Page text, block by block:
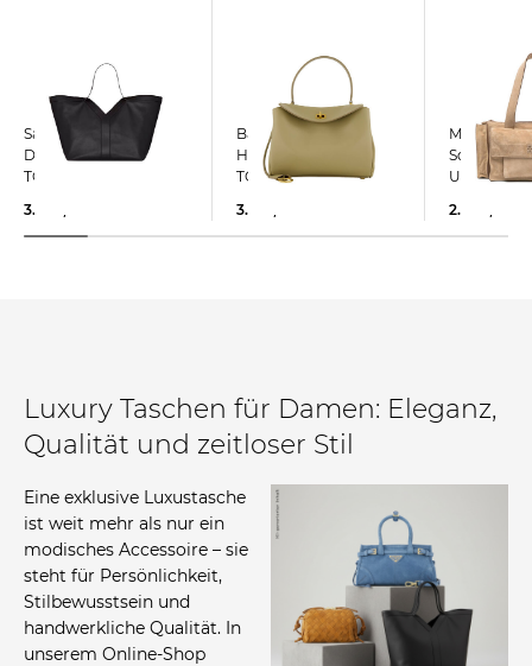
Saint Laurent |
Damen Shopper Y
TOTE Large
3.500,00 €
Balenciaga | Damen
Handtasche RODEO
TOP MEDIUM
3.100,00 €
Miu Miu | Damen
UTILITY
2.800,00 €
Luxury Taschen für Damen: Eleganz,
Qualität und zeitloser Stil
Eine exklusive Luxustasche
ist weit mehr als nur ein
modisches Accessoire – sie
steht für Persönlichkeit,
Stilbewusstsein und
handwerkliche Qualität. In
unserem Online-Shop